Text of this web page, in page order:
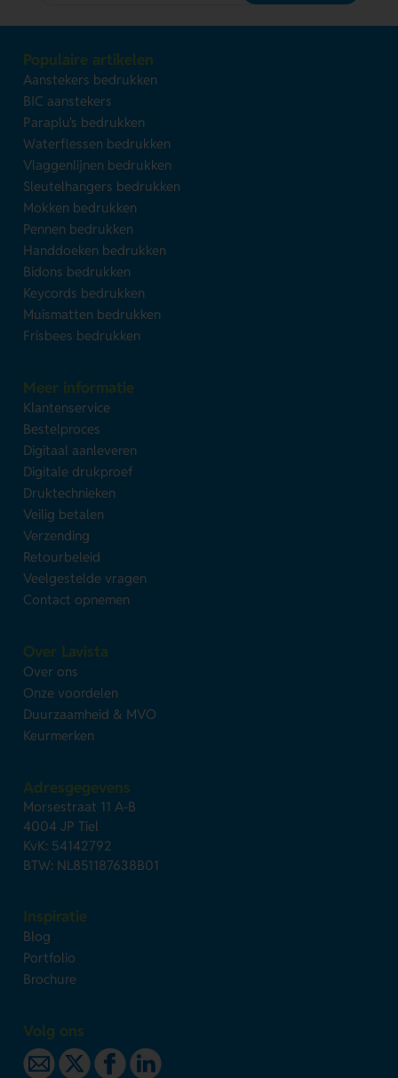
Populaire artikelen
Aanstekers bedrukken
BIC aanstekers
Paraplu's bedrukken
Waterflessen bedrukken
Vlaggenlijnen bedrukken
Sleutelhangers bedrukken
Mokken bedrukken
Pennen bedrukken
Handdoeken bedrukken
Bidons bedrukken
Keycords bedrukken
Muismatten bedrukken
Frisbees bedrukken
Meer informatie
Klantenservice
Bestelproces
Digitaal aanleveren
Digitale drukproef
Druktechnieken
Veilig betalen
Verzending
Retourbeleid
Veelgestelde vragen
Contact opnemen
Over Lavista
Over ons
Onze voordelen
Duurzaamheid & MVO
Keurmerken
Adresgegevens
Morsestraat 11 A-B
4004 JP Tiel
KvK: 54142792
BTW: NL851187638B01
Inspiratie
Blog
Portfolio
Brochure
Volg ons